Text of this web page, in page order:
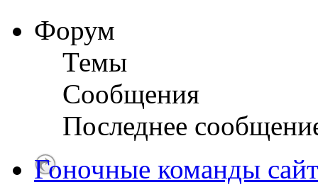
Форум
Темы
Сообщения
Последнее
Гоночные команды